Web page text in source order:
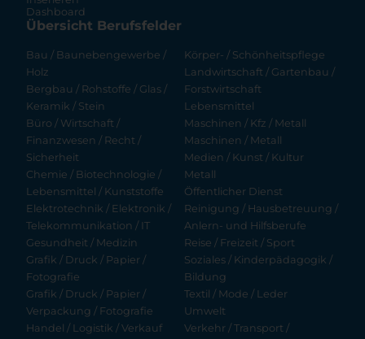
Dashboard
Übersicht Berufsfelder
Bau / Baunebengewerbe /
Holz
Bergbau / Rohstoffe / Glas /
Keramik / Stein
Büro / Wirtschaft /
Finanzwesen / Recht /
Sicherheit
Chemie / Biotechnologie /
Lebensmittel / Kunststoffe
Elektrotechnik / Elektronik /
Telekommunikation / IT
Gesundheit / Medizin
Grafik / Druck / Papier /
Fotografie
Grafik / Druck / Papier /
Verpackung / Fotografie
Handel / Logistik / Verkauf
Körper- / Schönheitspflege
Landwirtschaft / Gartenbau /
Forstwirtschaft
Lebensmittel
Maschinen / Kfz / Metall
Maschinen / Metall
Medien / Kunst / Kultur
Metall
Öffentlicher Dienst
Reinigung / Hausbetreuung /
Anlern- und Hilfsberufe
Reise / Freizeit / Sport
Soziales / Kinderpädagogik /
Bildung
Textil / Mode / Leder
Umwelt
Verkehr / Transport /